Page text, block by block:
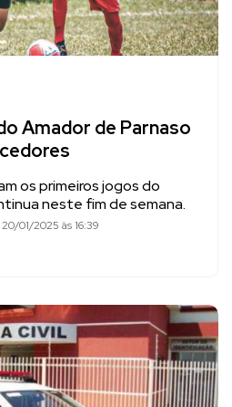
Amador de Parnaso
os primeiros jogos do
neste fim de semana.
01/2025 às 16:39